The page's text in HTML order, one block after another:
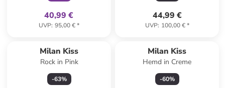
40,99 €
UVP: 95,00 €*
44,99 €
UVP: 100,00 €*
Milan Kiss
Rock in Pink
-63%
Milan Kiss
Hemd in Creme
-60%